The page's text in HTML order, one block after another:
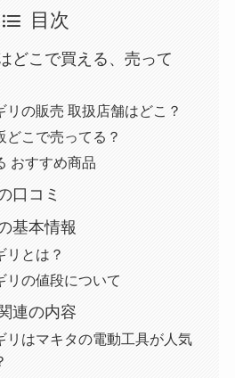
目次
どこで買える、売って
リの販売 取扱店舗はどこ？
どこで売ってる？
おすすめ商品
口コミ
基本情報
リとは？
リの値段について
連の内容
リはマキタの電動工具が人気